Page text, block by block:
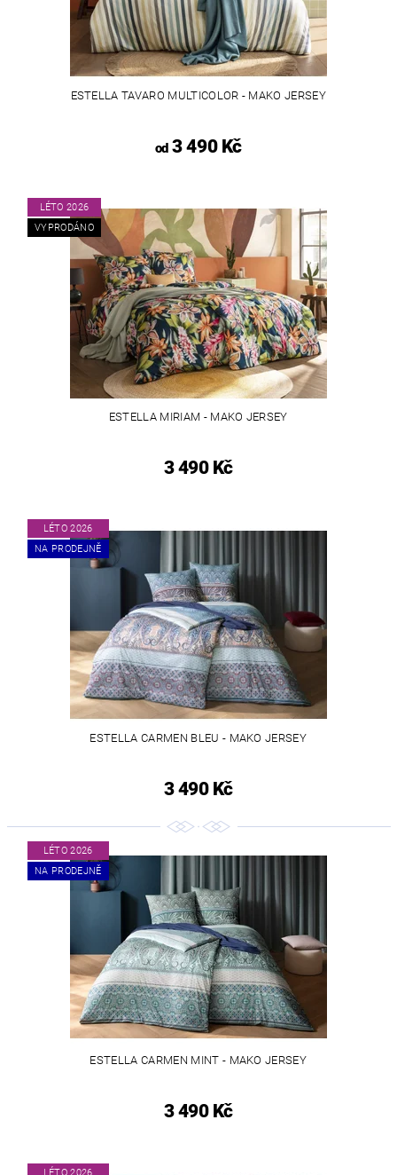
ESTELLA TAVARO MULTICOLOR - MAKO JERSEY
od3 490 Kč
LÉTO 2026
VYPRODÁNO
ESTELLA MIRIAM - MAKO JERSEY
3 490 Kč
LÉTO 2026
NA PRODEJNĚ
ESTELLA CARMEN BLEU - MAKO JERSEY
3 490 Kč
LÉTO 2026
NA PRODEJNĚ
ESTELLA CARMEN MINT - MAKO JERSEY
3 490 Kč
LÉTO 2026